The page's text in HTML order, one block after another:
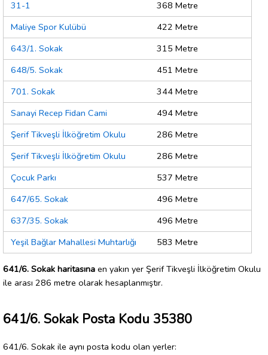
31-1
368 Metre
Maliye Spor Kulübü
422 Metre
643/1. Sokak
315 Metre
648/5. Sokak
451 Metre
701. Sokak
344 Metre
Sanayi Recep Fidan Cami
494 Metre
Şerif Tikveşli İlköğretim Okulu
286 Metre
Şerif Tikveşli İlköğretim Okulu
286 Metre
Çocuk Parkı
537 Metre
647/65. Sokak
496 Metre
637/35. Sokak
496 Metre
Yeşil Bağlar Mahallesi Muhtarlığı
583 Metre
641/6. Sokak haritasına en yakın yer Şerif Tikveşli İlköğretim Okulu
ile arası 286 metre olarak hesaplanmıştır.
641/6. Sokak Posta Kodu 35380
641/6. Sokak ile aynı posta kodu olan yerler: